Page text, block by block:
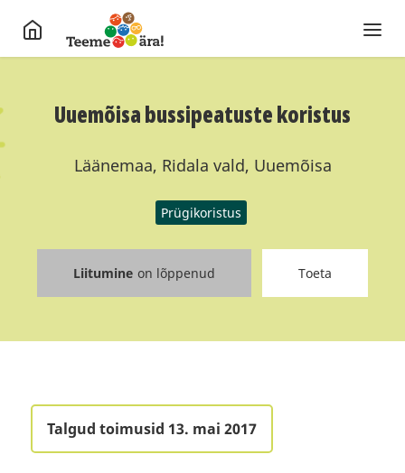
Uuemõisa bussipeatuste koristus
Läänemaa, Ridala vald, Uuemõisa
Prügikoristus
Liitumine on lõppenud Toeta
Talgud toimusid 13. mai 2017